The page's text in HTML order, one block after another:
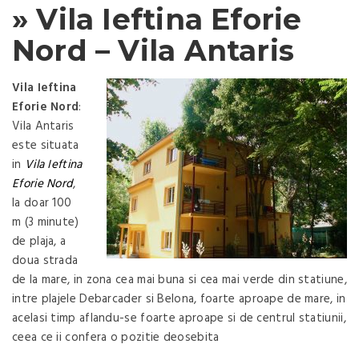
» Vila Ieftina Eforie
Nord – Vila Antaris
Vila Ieftina
Eforie Nord:
Vila Antaris
este situata
in Vila Ieftina
Eforie Nord,
la doar 100
m (3 minute)
de plaja, a
doua strada
de la mare, in zona cea mai buna si cea mai verde din statiune,
intre plajele Debarcader si Belona, foarte aproape de mare, in
acelasi timp aflandu-se foarte aproape si de centrul statiunii,
ceea ce ii confera o pozitie deosebita